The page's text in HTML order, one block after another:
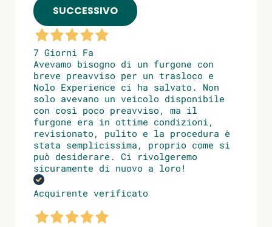
SUCCESSIVO
7 Giorni Fa
Avevamo bisogno di un furgone con
breve preavviso per un trasloco e
Nolo Experience ci ha salvato. Non
solo avevano un veicolo disponibile
con così poco preavviso, ma il
furgone era in ottime condizioni,
revisionato, pulito e la procedura è
stata semplicissima, proprio come si
può desiderare. Ci rivolgeremo
sicuramente di nuovo a loro!
Acquirente verificato